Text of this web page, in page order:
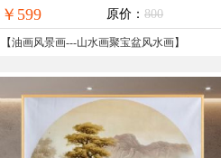
￥599 原价： 800
【油画风景画---山水画聚宝盆风水画】